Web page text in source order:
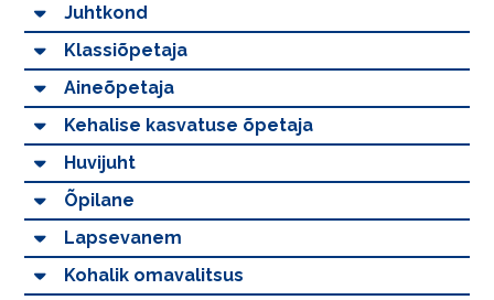
Juhtkond
Klassiõpetaja
Aineõpetaja
Kehalise kasvatuse õpetaja
Huvijuht
Õpilane
Lapsevanem
Kohalik omavalitsus